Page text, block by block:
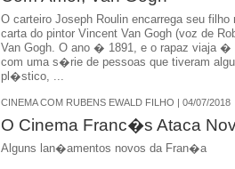
O carteiro Joseph Roulin encarrega seu
carta do pintor Vincent Van Gogh (voz de
Van Gogh. O ano � 1891, e o rapaz viaja
com uma s�rie de pessoas que tiveram
pl�stico, ...
CINEMA COM RUBENS EWALD FILHO | 04/07/2018
O Cinema Franc�s Ataca
Alguns lan�amentos novos da Fran�a